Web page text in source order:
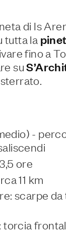
di Is
tutta la
fino a
su
-
ore
11 km
scarpe